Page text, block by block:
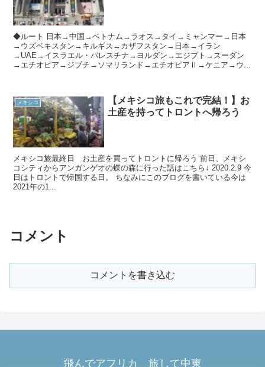
◆ルート 日本→中国→ベトナム→ラオス→タイ→ミャンマー→日本
→ウズベキスタン→キルギス→カザフスタン→日本→イラン
→UAE→イスラエル・パレスチナ→ヨルダン→エジプト→スーダン
→エチオピア→ジブチ→ソマリランド→エチオピアⅡ→ケニア→ウ...
メキシコ
【メキシコ旅もこれで完結！】お
土産を持ってトロントへ帰ろう
メキシコ旅最終日 お土産を買ってトロントに帰ろう 前日、メキシ
コシティからアンガンゲオの蝶の森に行った話はこちら↓ 2020.2.9 今
日はトロントで帰国する日。 ちなみにこのブログを書いている今は
2021年の1...
コメント
コメントを書き込む
飛んでアフリカ 旅して中東